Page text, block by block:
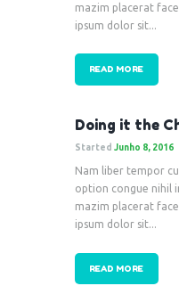
mazim placerat
ipsum dolor sit...
READ MORE
Doing it the
Started Junho 8, 2016
Nam liber tempor
option congue nihil
mazim placerat
ipsum dolor sit...
READ MORE